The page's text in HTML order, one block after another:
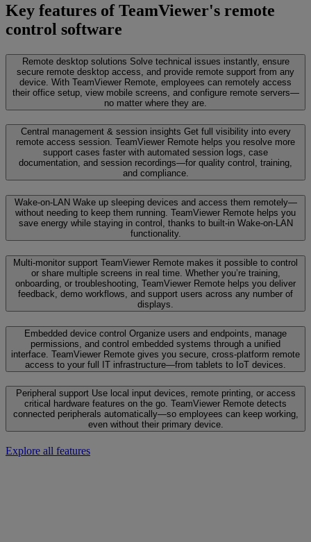
Key features of TeamViewer's remote
control software
Remote desktop solutions Solve technical issues instantly, ensure
secure remote desktop access, and provide remote support from any
device. With TeamViewer Remote, employees can remotely access
their office setup, view mobile screens, and configure remote servers—
no matter where they are.
Central management & session insights Get full visibility into every
remote access session. TeamViewer Remote helps you resolve more
support cases faster with automated session logs, case
documentation, and session recordings—for quality control, training,
and compliance.
Wake-on-LAN Wake up sleeping devices and access them remotely—
without needing to keep them running. TeamViewer Remote helps you
save energy while staying in control, thanks to built-in Wake-on-LAN
functionality.
Multi-monitor support TeamViewer Remote makes it possible to control
or share multiple screens in real time. Whether you’re training,
onboarding, or troubleshooting, TeamViewer Remote helps you deliver
feedback, demo workflows, and support users across any number of
displays.
Embedded device control Organize users and endpoints, manage
permissions, and control embedded systems through a unified
interface. TeamViewer Remote gives you secure, cross-platform remote
access to your full IT infrastructure—from tablets to IoT devices.
Peripheral support Use local input devices, remote printing, or access
critical hardware features on the go. TeamViewer Remote detects
connected peripherals automatically—so employees can keep working,
even without their primary device.
Explore all features